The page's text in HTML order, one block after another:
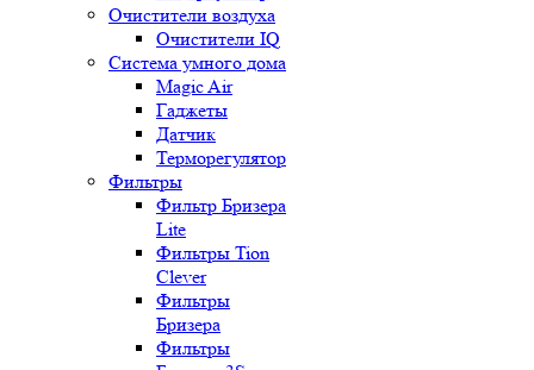
Очистители воздуха
Очистители IQ
Система умного дома
Magic Air
Гаджеты
Датчик
Терморегулятор
Фильтры
Фильтр Бризера
Lite
Фильтры Tion
Clever
Фильтры
Бризера
Фильтры